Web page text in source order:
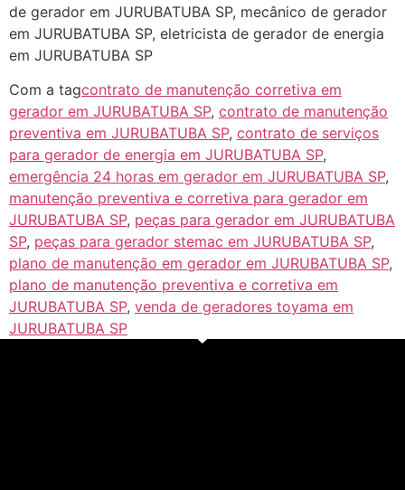
de gerador em JURUBATUBA SP, mecânico de gerador
em JURUBATUBA SP, eletricista de gerador de energia
em JURUBATUBA SP
Com a tagcontrato de manutenção corretiva em
gerador em JURUBATUBA SP, contrato de manutenção
preventiva em JURUBATUBA SP, contrato de serviços
para gerador de energia em JURUBATUBA SP,
emergência 24 horas em gerador em JURUBATUBA SP,
manutenção preventiva e corretiva para gerador em
JURUBATUBA SP, peças para gerador em JURUBATUBA
SP, peças para gerador stemac em JURUBATUBA SP,
plano de manutenção em gerador em JURUBATUBA SP,
plano de manutenção preventiva e corretiva em
JURUBATUBA SP, venda de geradores toyama em
JURUBATUBA SP